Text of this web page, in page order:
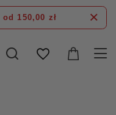
od 150,00 zł